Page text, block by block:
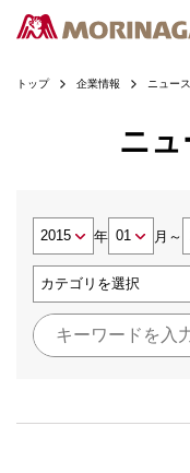
トップ 企業情報 ニュー
ニュ
年 月 ～